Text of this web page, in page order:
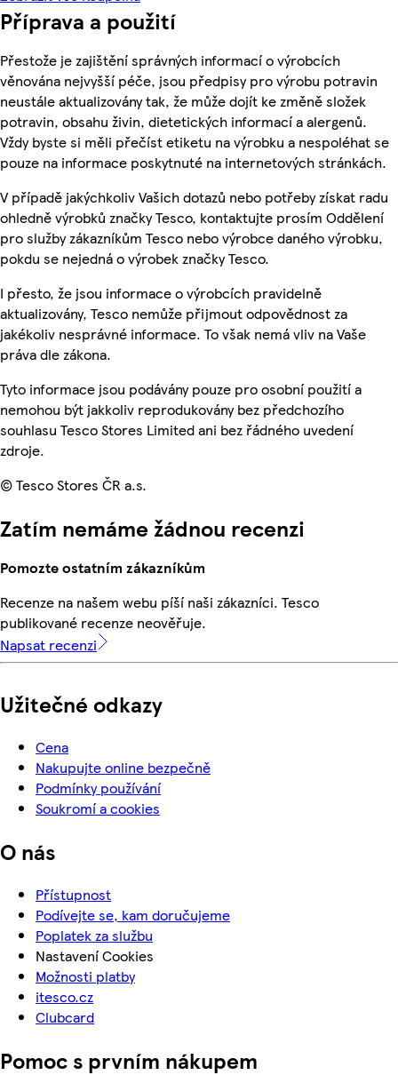
Příprava a použití
Přestože je zajištění správných informací o výrobcích
věnována nejvyšší péče, jsou předpisy pro výrobu potravin
neustále aktualizovány tak, že může dojít ke změně složek
potravin, obsahu živin, dietetických informací a alergenů.
Vždy byste si měli přečíst etiketu na výrobku a nespoléhat se
pouze na informace poskytnuté na internetových stránkách.
V případě jakýchkoliv Vašich dotazů nebo potřeby získat radu
ohledně výrobků značky Tesco, kontaktujte prosím Oddělení
pro služby zákazníkům Tesco nebo výrobce daného výrobku,
pokdu se nejedná o výrobek značky Tesco.
I přesto, že jsou informace o výrobcích pravidelně
aktualizovány, Tesco nemůže přijmout odpovědnost za
jakékoliv nesprávné informace. To však nemá vliv na Vaše
práva dle zákona.
Tyto informace jsou podávány pouze pro osobní použití a
nemohou být jakkoliv reprodukovány bez předchozího
souhlasu Tesco Stores Limited ani bez řádného uvedení
zdroje.
© Tesco Stores ČR a.s.
Zatím nemáme žádnou recenzi
Pomozte ostatním zákazníkům
Recenze na našem webu píší naši zákazníci. Tesco
publikované recenze neověřuje.
Napsat recenzi
Užitečné odkazy
Cena
Nakupujte online bezpečně
Podmínky používání
Soukromí a cookies
O nás
Přístupnost
Podívejte se, kam doručujeme
Poplatek za službu
Nastavení Cookies
Možnosti platby
itesco.cz
Clubcard
Pomoc s prvním nákupem